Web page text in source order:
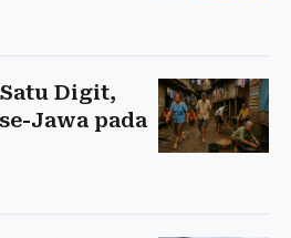
Digit,
Jawa pada